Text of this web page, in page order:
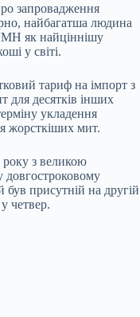
запровадження
найбагатша людина
як найціннішу
у світі.
тариф на імпорт з
для десятків інших
укладення
жорсткіших мит.
з великою
присутній на другій
у четвер.